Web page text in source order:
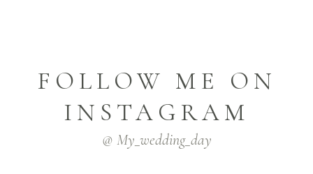
FOLLOW ME ON
INSTAGRAM
@ My_wedding_day